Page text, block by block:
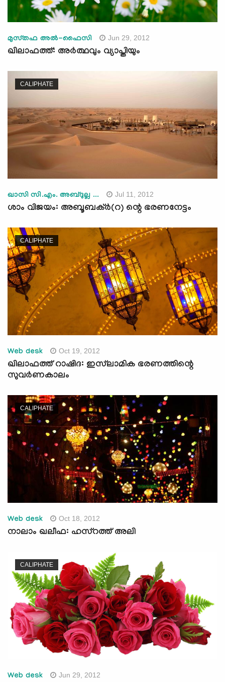
മുസ്‌തഫ അല്‍-ഫൈസി Jun 29, 2012
ഖിലാഫത്ത്: അര്‍ത്ഥവും വ്യാപ്തിയും
CALIPHATE
ഖാസി സി.എം. അബ്ദുല്ല ... Jul 11, 2012
ശാം വിജയം: അബൂബക്ര്‍(റ) ന്റെ ഭരണനേട്ടം
CALIPHATE
Web desk Oct 19, 2012
ഖിലാഫത്ത് റാഷിദ: ഇസ്‌ലാമിക ഭരണത്തിന്റെ
സുവര്‍ണകാലം
CALIPHATE
Web desk Oct 18, 2012
നാലാം ഖലീഫ: ഹസ്റത്ത് അലി
CALIPHATE
Web desk Jun 29, 2012